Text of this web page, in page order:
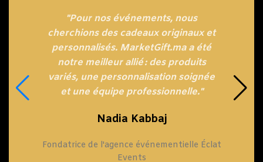
"Pour nos événements, nous
cherchions des cadeaux originaux et
personnalisés. MarketGift.ma a été
notre meilleur allié : des produits
variés, une personnalisation soignée
et une équipe professionnelle."
Nadia Kabbaj
Fondatrice de l'agence événementielle Éclat
Events